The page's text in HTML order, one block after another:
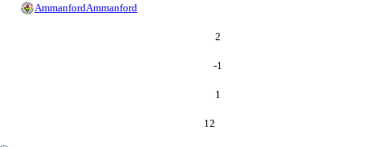
AmmanfordAmmanford
2
-1
1
12